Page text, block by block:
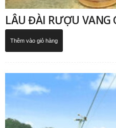
LÂU ĐÀI RƯỢU VANG
Thêm vào giỏ hàng